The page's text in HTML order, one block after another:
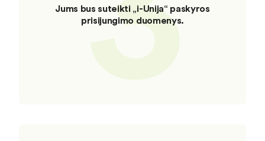
Jums bus suteikti „i-Unija“ paskyros
prisijungimo duomenys.